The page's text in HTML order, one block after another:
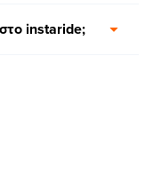
instaride;